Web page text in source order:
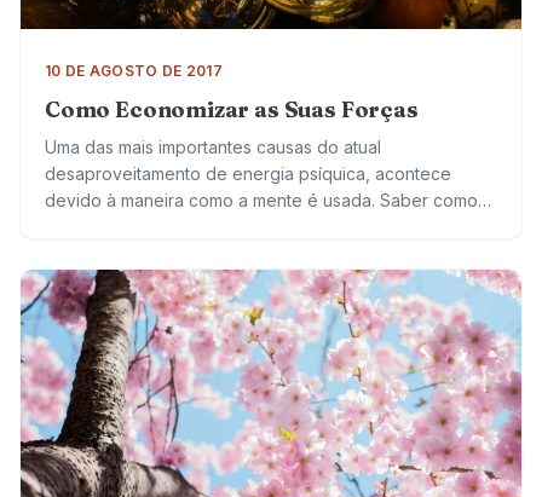
10 DE AGOSTO DE 2017
Como Economizar as Suas Forças
Uma das mais importantes causas do atual
desaproveitamento de energia psíquica, acontece
devido à maneira como a mente é usada. Saber como